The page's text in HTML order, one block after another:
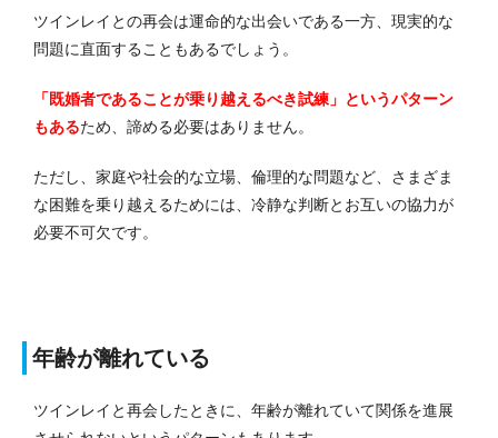
ツインレイとの再会は運命的な出会いである一方、現実的な
問題に直面することもあるでしょう。
「既婚者であることが乗り越えるべき試練」というパターン
もあるため、諦める必要はありません。
ただし、家庭や社会的な立場、倫理的な問題など、さまざま
な困難を乗り越えるためには、冷静な判断とお互いの協力が
必要不可欠です。
年齢が離れている
ツインレイと再会したときに、年齢が離れていて関係を進展